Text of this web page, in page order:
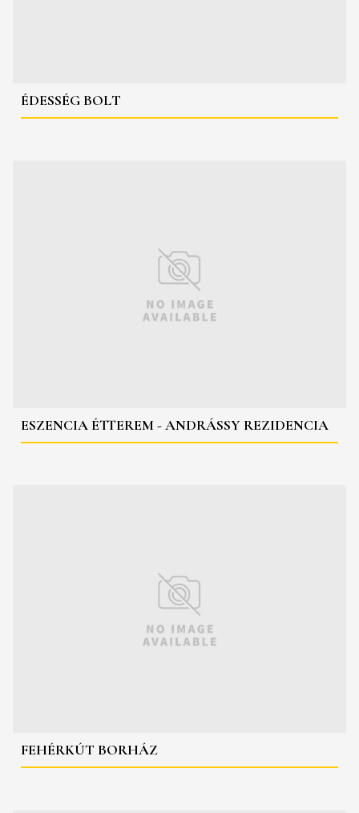
ÉDESSÉG BOLT
ESZENCIA ÉTTEREM - ANDRÁSSY REZIDENCIA
FEHÉRKÚT BORHÁZ